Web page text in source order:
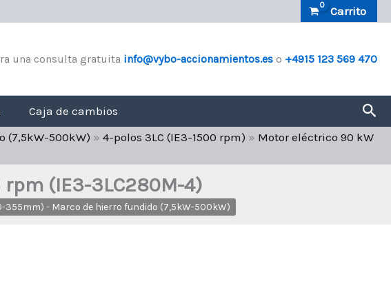
Carrito
una consulta gratuita info@vybo-accionamientos.es o +4915 123 569 470
Caja de cambios
(7,5kW-500kW) » 4-polos 3LC (IE3-1500 rpm) » Motor eléctrico 90 kW
(IE3-3LC280M-4)
355mm) - Marco de hierro fundido (7,5kW-500kW)